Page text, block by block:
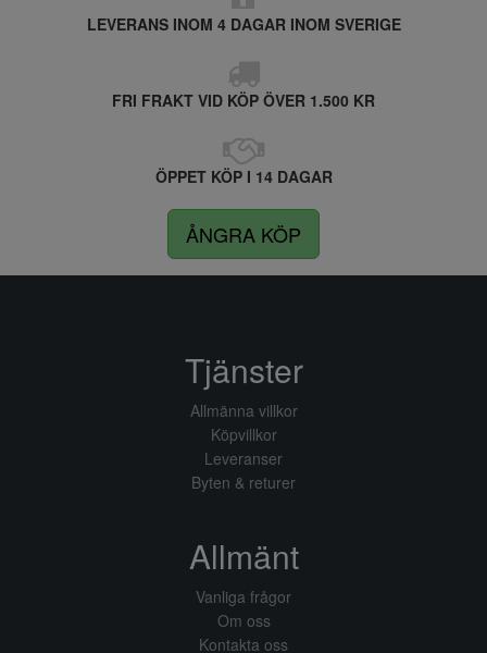
LEVERANS INOM 4 DAGAR INOM SVERIGE
FRI FRAKT VID KÖP ÖVER 1.500 KR
ÖPPET KÖP I 14 DAGAR
ÅNGRA KÖP
Tjänster
Allmänna villkor
Köpvillkor
Leveranser
Byten & returer
Allmänt
Vanliga frågor
Om oss
Kontakta oss